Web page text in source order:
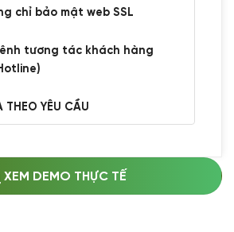
chỉ bảo mật web SSL
tương tác khách hàng
THEO YÊU CẦU
+ thông tin doanh nghiệp
VND)
XEM DEMO THỰC TẾ